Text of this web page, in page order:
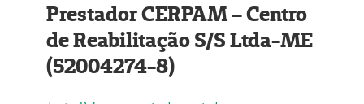
Prestador CERPAM – Centro
de Reabilitação S/S Ltda-ME
(52004274-8)